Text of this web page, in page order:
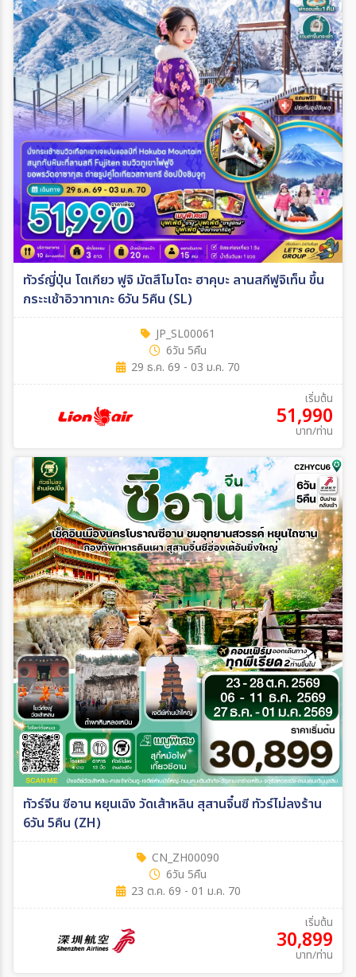
ทัวร์ญี่ปุ่น โตเกียว ฟูจิ มัตสึโมโตะ ฮาคุบะ ลานสกีฟูจิเท็น ขึ้น
กระะเช้าอิวาทาเกะ 6วัน 5คืน (SL)
JP_SL00061
6วัน 5คืน
29 ธ.ค. 69 - 03 ม.ค. 70
เริ่มต้น
51,990
บาท/ท่าน
ทัวร์จีน ซีอาน หยุนเฉิง วัดเส้าหลิน สุสานจิ๋นซี ทัวร์ไม่ลงร้าน
6วัน 5คืน (ZH)
CN_ZH00090
6วัน 5คืน
23 ต.ค. 69 - 01 ม.ค. 70
เริ่มต้น
30,899
บาท/ท่าน